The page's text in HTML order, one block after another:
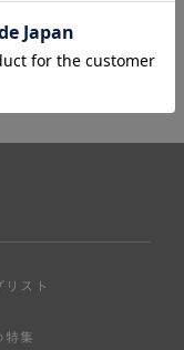
リスト
特集